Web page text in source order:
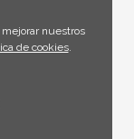
nuestros
de cookies.